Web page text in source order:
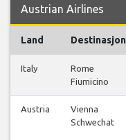
Austrian Airlines
Land Destinasjon
Italy
Rome
Fiumicino
Austria
Vienna
Schwechat